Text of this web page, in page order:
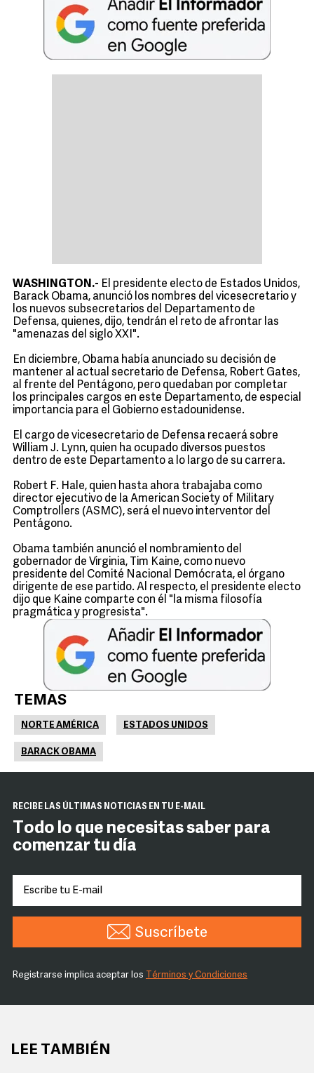
WASHINGTON.- El presidente electo de Estados Unidos,
Barack Obama, anunció los nombres del vicesecretario y
los nuevos subsecretarios del Departamento de
Defensa, quienes, dijo, tendrán el reto de afrontar las
"amenazas del siglo XXI".
En diciembre, Obama había anunciado su decisión de
mantener al actual secretario de Defensa, Robert Gates,
al frente del Pentágono, pero quedaban por completar
los principales cargos en este Departamento, de especial
importancia para el Gobierno estadounidense.
El cargo de vicesecretario de Defensa recaerá sobre
William J. Lynn, quien ha ocupado diversos puestos
dentro de este Departamento a lo largo de su carrera.
Robert F. Hale, quien hasta ahora trabajaba como
director ejecutivo de la American Society of Military
Comptrollers (ASMC), será el nuevo interventor del
Pentágono.
Obama también anunció el nombramiento del
gobernador de Virginia, Tim Kaine, como nuevo
presidente del Comité Nacional Demócrata, el órgano
dirigente de ese partido. Al respecto, el presidente electo
dijo que Kaine comparte con él "la misma filosofía
pragmática y progresista".
TEMAS
NORTE AMÉRICA ESTADOS UNIDOS
BARACK OBAMA
RECIBE LAS ÚLTIMAS NOTICIAS EN TU E-MAIL
Todo lo que necesitas saber para
comenzar tu día
Suscríbete
Registrarse implica aceptar los Términos y Condiciones
LEE TAMBIÉN